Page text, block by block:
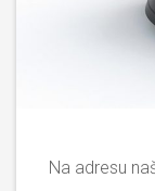
Na adresu